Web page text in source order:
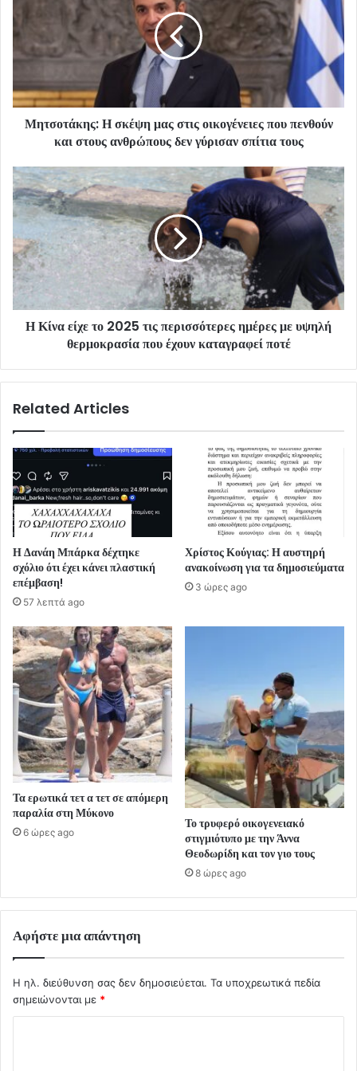
Μητσοτάκης: Η σκέψη μας στις οικογένειες που πενθούν
και στους ανθρώπους δεν γύρισαν σπίτια τους
Η Κίνα είχε το 2025 τις περισσότερες ημέρες με υψηλή
θερμοκρασία που έχουν καταγραφεί ποτέ
Related Articles
Η Δανάη Μπάρκα δέχτηκε
σχόλιο ότι έχει κάνει πλαστική
επέμβαση!
57 λεπτά ago
Χρίστος Κούγιας: Η αυστηρή
ανακοίνωση για τα δημοσιεύματα
3 ώρες ago
Τα ερωτικά τετ α τετ σε απόμερη
παραλία στη Μύκονο
6 ώρες ago
Το τρυφερό οικογενειακό
στιγμιότυπο με την Άννα
Θεοδωρίδη και τον γιο τους
8 ώρες ago
Αφήστε μια απάντηση
Η ηλ. διεύθυνση σας δεν δημοσιεύεται. Τα υποχρεωτικά πεδία
σημειώνονται με *